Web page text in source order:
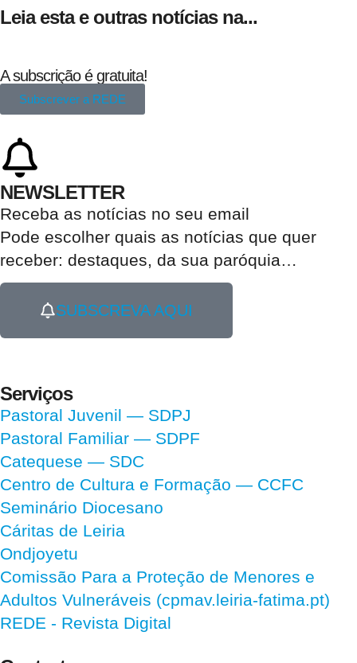
Leia esta e outras notícias na...
A subscrição é gratuita!
Subscrever a REDE
NEWSLETTER
Receba as notícias no seu email​
Pode escolher quais as notícias que quer
receber: destaques, da sua paróquia…
SUBSCREVA AQUI
Serviços
Pastoral Juvenil — SDPJ
Pastoral Familiar — SDPF
Catequese — SDC
Centro de Cultura e Formação — CCFC
Seminário Diocesano
Cáritas de Leiria
Ondjoyetu
Comissão Para a Proteção de Menores e
Adultos Vulneráveis (cpmav.leiria-fatima.pt)
REDE - Revista Digital